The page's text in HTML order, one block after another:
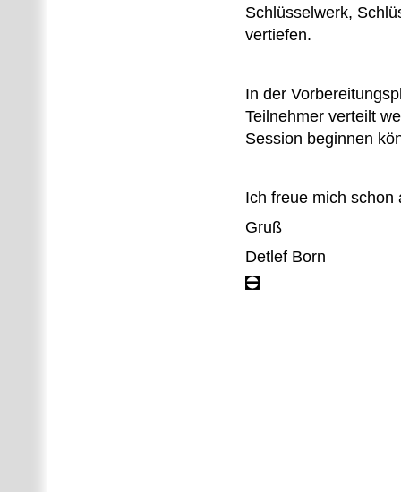
Schlüsselwerk,
vertiefen.
In der
Teilnehmer verteilt
Session beginnen
Ich freue mich schon
Gruß
Detlef Born